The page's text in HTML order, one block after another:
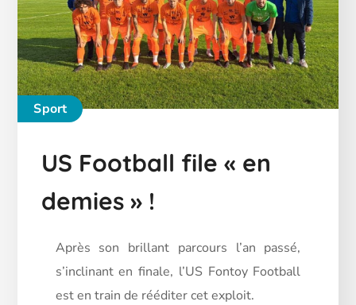
Sport
US Football file « en
demies » !
Après son brillant parcours l’an passé,
s’inclinant en finale, l’US Fontoy Football
est en train de rééditer cet exploit.